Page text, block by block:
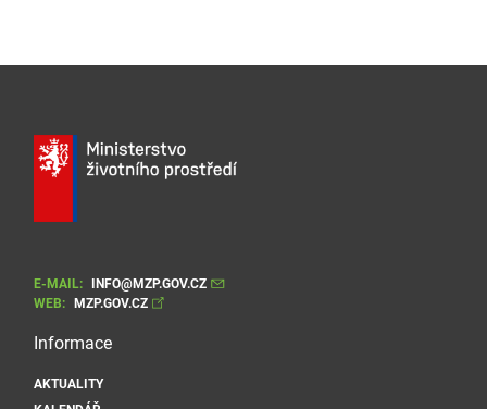
E-MAIL:
INFO@MZP.GOV.CZ
WEB:
MZP.GOV.CZ
Informace
AKTUALITY